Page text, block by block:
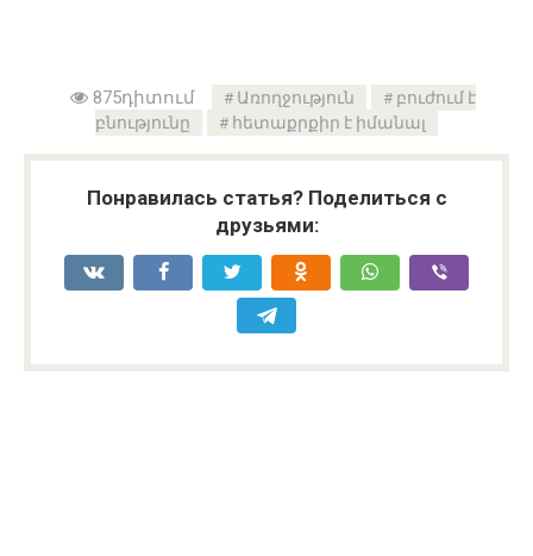
875դիտում Առողջություն
բուժում է
բնությունը
հետաքրքիր է իմանալ
Понравилась статья? Поделиться с
друзьями: